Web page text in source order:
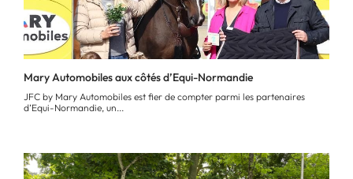
Mary Automobiles aux côtés d’Equi-Normandie
JFC by Mary Automobiles est fier de compter parmi les partenaires
d’Equi-Normandie, un...